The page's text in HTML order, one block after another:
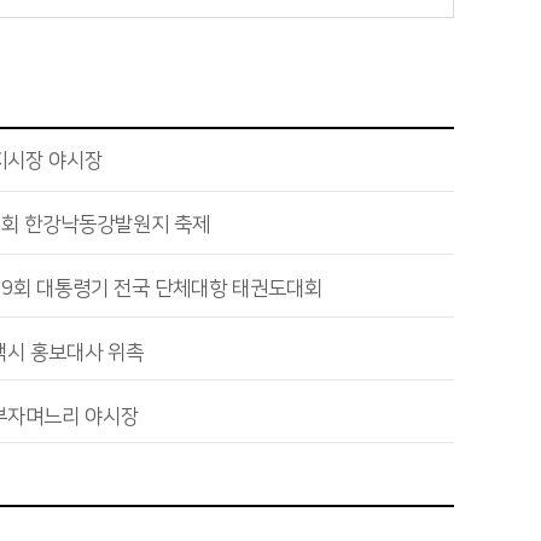
시장 야시장
한강낙동강발원지 축제
회 대통령기 전국 단체대항 태권도대회
시 홍보대사 위촉
자며느리 야시장